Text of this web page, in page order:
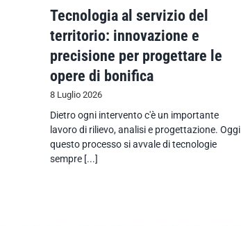
Tecnologia al servizio del
territorio: innovazione e
precisione per progettare le
opere di bonifica
8 Luglio 2026
Dietro ogni intervento c'è un importante
lavoro di rilievo, analisi e progettazione. Oggi
questo processo si avvale di tecnologie
sempre [...]